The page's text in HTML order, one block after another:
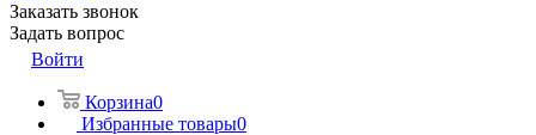
Заказать звонок
Задать вопрос
Войти
Корзина0
Избранные товары0